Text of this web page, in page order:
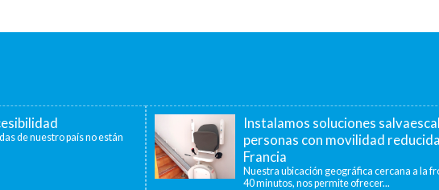
de nuestro país no están
Instalamos soluciones
personas con movilidad
Francia
Nuestra ubicación geográfica cercana a la
40 minutos, nos permite ofrecer...